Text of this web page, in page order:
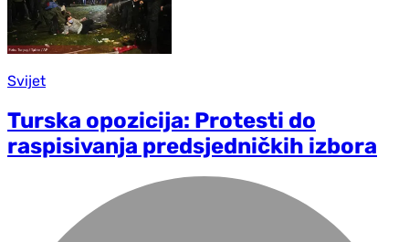
Svijet
Turska opozicija: Protesti do
raspisivanja predsjedničkih izbora